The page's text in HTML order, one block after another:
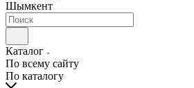
Шымкент
Каталог
По всему сайту
По каталогу